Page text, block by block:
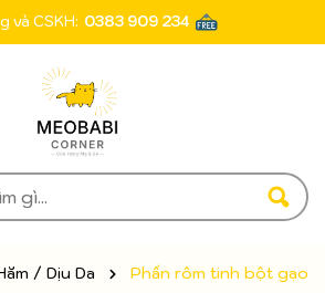
và CSKH: 0383 909 234
/ Dịu Da
Phấn rôm tinh bột gạo